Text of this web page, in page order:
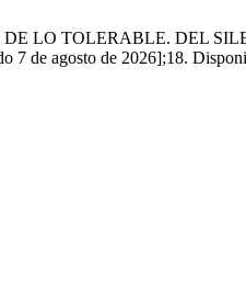
LO TOLERABLE. DEL
7 de agosto de 2026];18.